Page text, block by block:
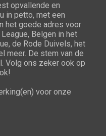
opvallende en
in petto, met een
het goede adres voor
Belgen in het
de Rode Duivels, het
meer. De stem van de
Volg ons zeker ook op
voor onze